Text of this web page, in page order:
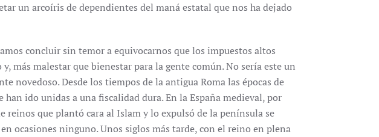
un arcoíris de dependientes del maná estatal que nos ha dejado
concluir sin temor a equivocarnos que los impuestos altos
más malestar que bienestar para la gente común. No sería este un
novedoso. Desde los tiempos de la antigua Roma las épocas de
ido unidas a una fiscalidad dura. En la España medieval, por
reinos que plantó cara al Islam y lo expulsó de la península se
ocasiones ninguno. Unos siglos más tarde, con el reino en plena